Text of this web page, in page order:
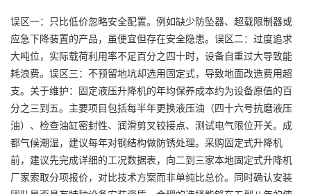
误区一：只比低价忽略安全配置。例如缺少防坠器、超载限制器或
应急下降装置的产品，虽便宜但存在安全隐患。误区二：过度追求
大吨位，实际载荷利用率不足百分之四十时，设备自重过大导致能
耗浪费。误区三：不预留地坑却选用固定式，导致地面改造费用超
支。关于维护：固定液压升降机的年均保养成本约为设备原值的百
分之三到五。主要项目包括每半年更换液压油（四十六号抗磨液压
油）、检查油缸密封性、润滑剪叉铰接点、测试电气限位开关。成
都气候潮湿，建议每年对钢结构做防锈处理。采购固定式升降机
前，建议先完成详细的工况数据表，向二到三家本地固定式升降机
厂家索取分项报价，对比技术方案而非单纯比总价。同时确认安装